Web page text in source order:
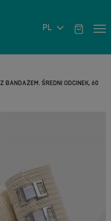
PL
ŚREDNI ODCINEK, 60